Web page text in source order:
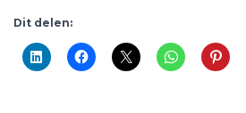
Dit delen: